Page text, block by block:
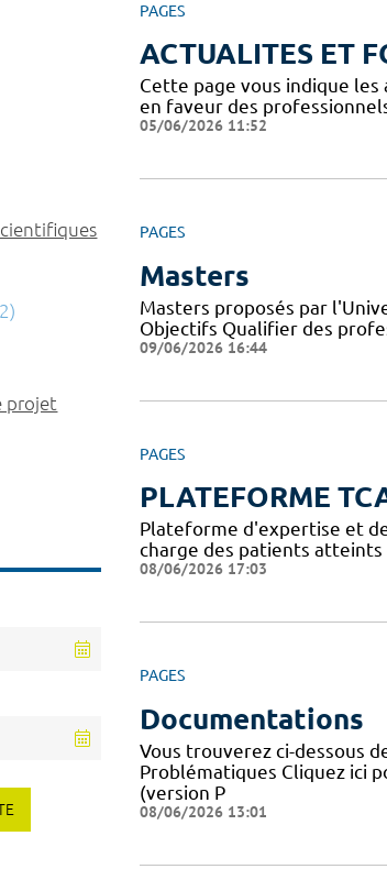
PAGES
ACTUALITES ET
Cette page vous indique
en faveur des
05/06/2026 11:52
PAGES
Masters
Masters proposés par
Objectifs Qualifier des
09/06/2026 16:44
PAGES
PLATEFORME
Plateforme d'expertise et
charge des patients atteints
08/06/2026 17:03
PAGES
Documentations
Vous trouverez ci-dessous
Problématiques Cliquez ici
(version P
08/06/2026 13:01
projet